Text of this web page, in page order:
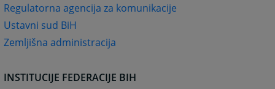
Regulatorna agencija za komunikacije
Ustavni sud BiH
Zemljišna administracija
INSTITUCIJE FEDERACIJE BIH